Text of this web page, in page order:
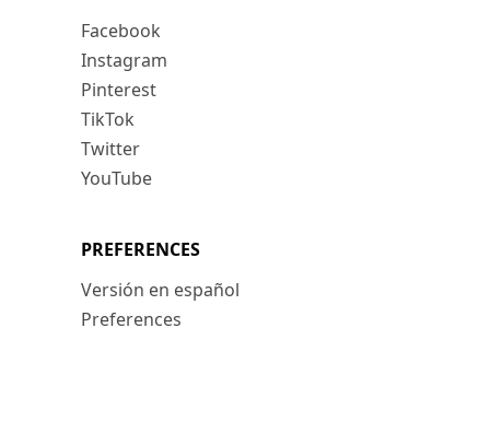
Facebook
Instagram
Pinterest
TikTok
Twitter
YouTube
PREFERENCES
Versión en español
Preferences